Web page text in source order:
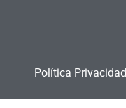
Política Privacidad